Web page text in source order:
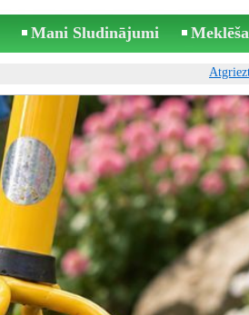
Mani Sludinājumi